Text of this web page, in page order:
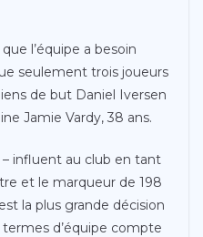
l’équipe a besoin
seulement trois joueurs
de but Daniel Iversen
Jamie Vardy, 38 ans.
– influent au club en tant
et le marqueur de 198
la plus grande décision
d’équipe compte